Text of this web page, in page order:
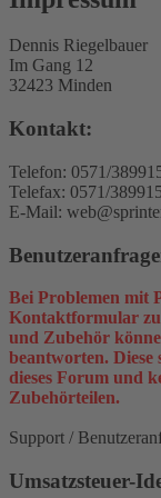
Dennis Riegelbauer
Im Gang 12
32423 Minden
Kontakt:
Telefon: 0571/
Telefax: 0571/
E-Mail:
Bei Problemen mit
Kontaktformular zu
und Zubehör
beantworten.
dieses Forum und
Zubehörteilen.
Support /
Umsatzsteuer-